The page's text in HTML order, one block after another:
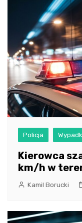
Policja
Kierowca
km/h w
Kamil Borucki